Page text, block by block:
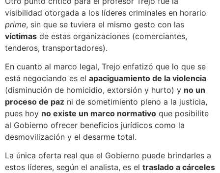
visibilidad otorgada a los líderes criminales en horario
prime, sin que se tuviera el mismo gesto con las
víctimas de estas organizaciones (comerciantes,
tenderos, transportadores).
En cuanto al marco legal, Trejo enfatizó que lo que se
está negociando es el apaciguamiento de la violencia
(disminución de homicidio, extorsión y hurto) y no un
proceso de paz ni de sometimiento pleno a la justicia,
pues hoy no existe un marco normativo que posibilite
al Gobierno ofrecer beneficios jurídicos como la
desmovilización y el desarme total.
La única oferta real que el Gobierno puede brindarles a
estos líderes, según el analista, es el traslado a cárceles